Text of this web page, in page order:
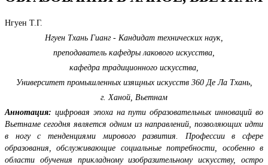
Нгуен Т.Г.
Нгуен Тхань Гианг - Кандидат технических наук,
преподаватель кафедры лакового искусства,
кафедра традиционного искусства,
Университет промышленных изящных искусств 360 Де Ла Тхань,
г. Ханой, Вьетнам
Аннотация: цифровая эпоха на пути образовательных инноваций во
Вьетнаме сегодня является одним из направлений, позволяющих идти
в ногу с тенденциями мирового развития. Профессии в сфере
образования, обслуживающие социальные потребности, особенно в
области обучения прикладному изобразительному искусству, остро